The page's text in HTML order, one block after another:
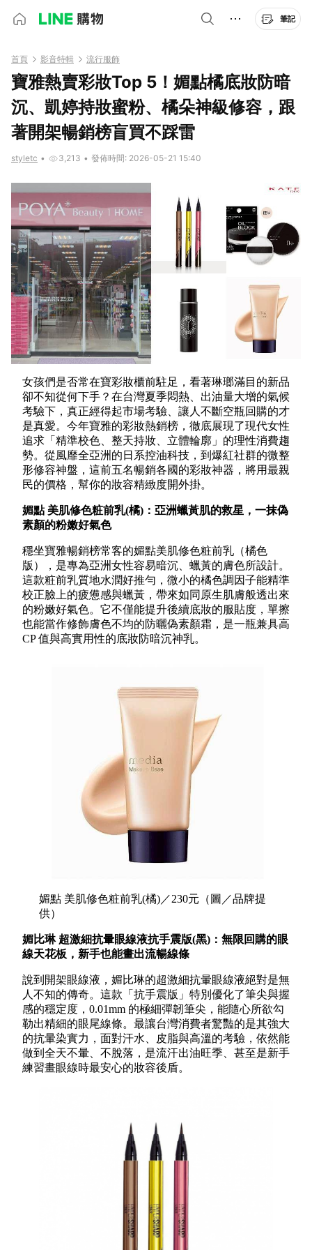
筆記
首頁 影音特輯 流行服飾
寶雅熱賣彩妝Top 5！媚點橘底妝防暗
沉、凱婷持妝蜜粉、橘朵神級修容，跟
著開架暢銷榜盲買不踩雷
styletc • 3,213 • 發佈時間: 2026-05-21 15:40
女孩們是否常在寶彩妝櫃前駐足，看著琳瑯滿目的新品
卻不知從何下手？在台灣夏季悶熱、出油量大增的氣候
考驗下，真正經得起市場考驗、讓人不斷空瓶回購的才
是真愛。今年寶雅的彩妝熱銷榜，徹底展現了現代女性
追求「精準校色、整天持妝、立體輪廓」的理性消費趨
勢。從風靡全亞洲的日系控油科技，到爆紅社群的微整
形修容神盤，這前五名暢銷各國的彩妝神器，將用最親
民的價格，幫你的妝容精緻度開外掛。
媚點 美肌修色粧前乳(橘)：亞洲蠟黃肌的救星，一抹偽
素顏的粉嫩好氣色
穩坐寶雅暢銷榜常客的媚點美肌修色粧前乳（橘色
版），是專為亞洲女性容易暗沉、蠟黃的膚色所設計。
這款粧前乳質地水潤好推勻，微小的橘色調因子能精準
校正臉上的疲憊感與蠟黃，帶來如同原生肌膚般透出來
的粉嫩好氣色。它不僅能提升後續底妝的服貼度，單擦
也能當作修飾膚色不均的防曬偽素顏霜，是一瓶兼具高
CP 值與高實用性的底妝防暗沉神乳。
媚點 美肌修色粧前乳(橘)／230元（圖／品牌提
供）
媚比琳 超激細抗暈眼線液抗手震版(黑)：無限回購的眼
線天花板，新手也能畫出流暢線條
說到開架眼線液，媚比琳的超激細抗暈眼線液絕對是無
人不知的傳奇。這款「抗手震版」特別優化了筆尖與握
感的穩定度，0.01mm 的極細彈韌筆尖，能隨心所欲勾
勒出精細的眼尾線條。最讓台灣消費者驚豔的是其強大
的抗暈染實力，面對汗水、皮脂與高溫的考驗，依然能
做到全天不暈、不脫落，是流汗出油旺季、甚至是新手
練習畫眼線時最安心的妝容後盾。